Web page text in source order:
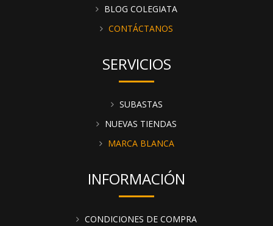
BLOG COLEGIATA
CONTÁCTANOS
SERVICIOS
SUBASTAS
NUEVAS TIENDAS
MARCA BLANCA
INFORMACIÓN
CONDICIONES DE COMPRA